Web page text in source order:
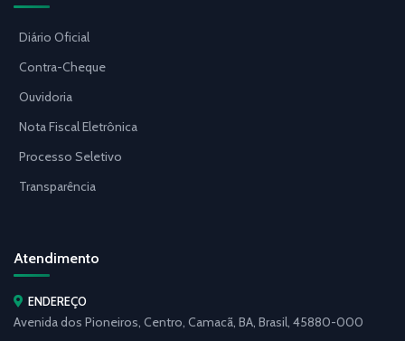
Diário Oficial
Contra-Cheque
Ouvidoria
Nota Fiscal Eletrônica
Processo Seletivo
Transparência
Atendimento
ENDEREÇO
Avenida dos Pioneiros, Centro, Camacã, BA, Brasil, 45880-000